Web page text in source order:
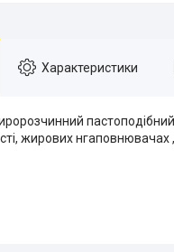
Характеристики
пастоподібний
жирових